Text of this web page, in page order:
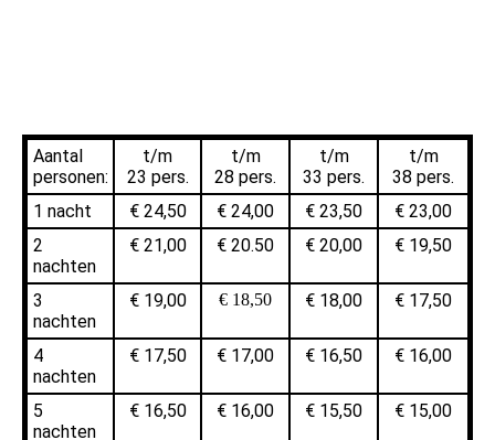
Aantal
personen:
t/m
23 pers.
t/m
28 pers.
t/m
33 pers.
t/m
38 pers.
1 nacht
€ 24,50 € 24,00 € 23,50
€ 23,00
2
nachten
€ 21,00 € 20.50 € 20,00 € 19,50
3
nachten
€ 19,00 € 18,50 € 18,00 € 17,50
4
nachten
€ 17,50 € 17,00 € 16,50 € 16,00
5
nachten
€ 16,50 € 16,00 € 15,50 € 15,00